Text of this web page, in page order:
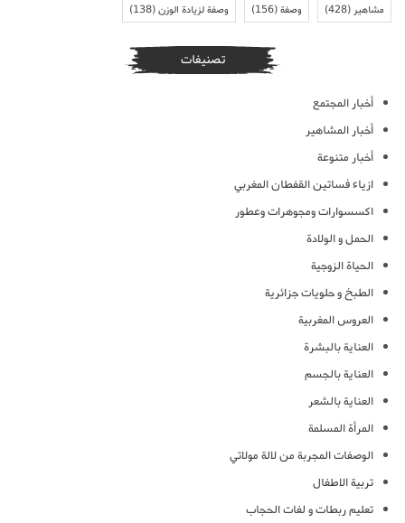
مشاهير(428) وصفة(156) وصفة لزيادة الوزن(138)
تصنيفات
أخبار المجتمع
أخبار المشاهير
أخبار متنوعة
ازياء فساتين القفطان المغربي
اكسسوارات ومجوهرات وعطور
الحمل و الولادة
الحياة الزوجية
الطبخ و حلويات جزائرية
العروس المغربية
العناية بالبشرة
العناية بالجسم
العناية بالشعر
المرأة المسلمة
الوصفات المجربة من لالة مولاتي
تربية الاطفال
تعليم ربطات و لفات الحجاب